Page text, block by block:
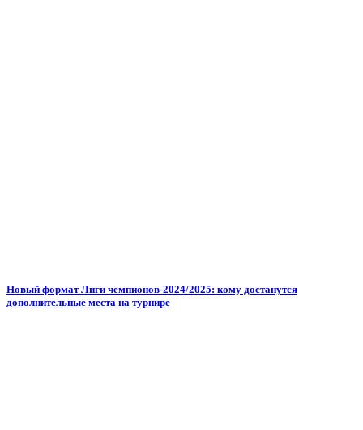
Новый формат Лиги чемпионов-2024/2025: кому достанутся
дополнительные места на турнире